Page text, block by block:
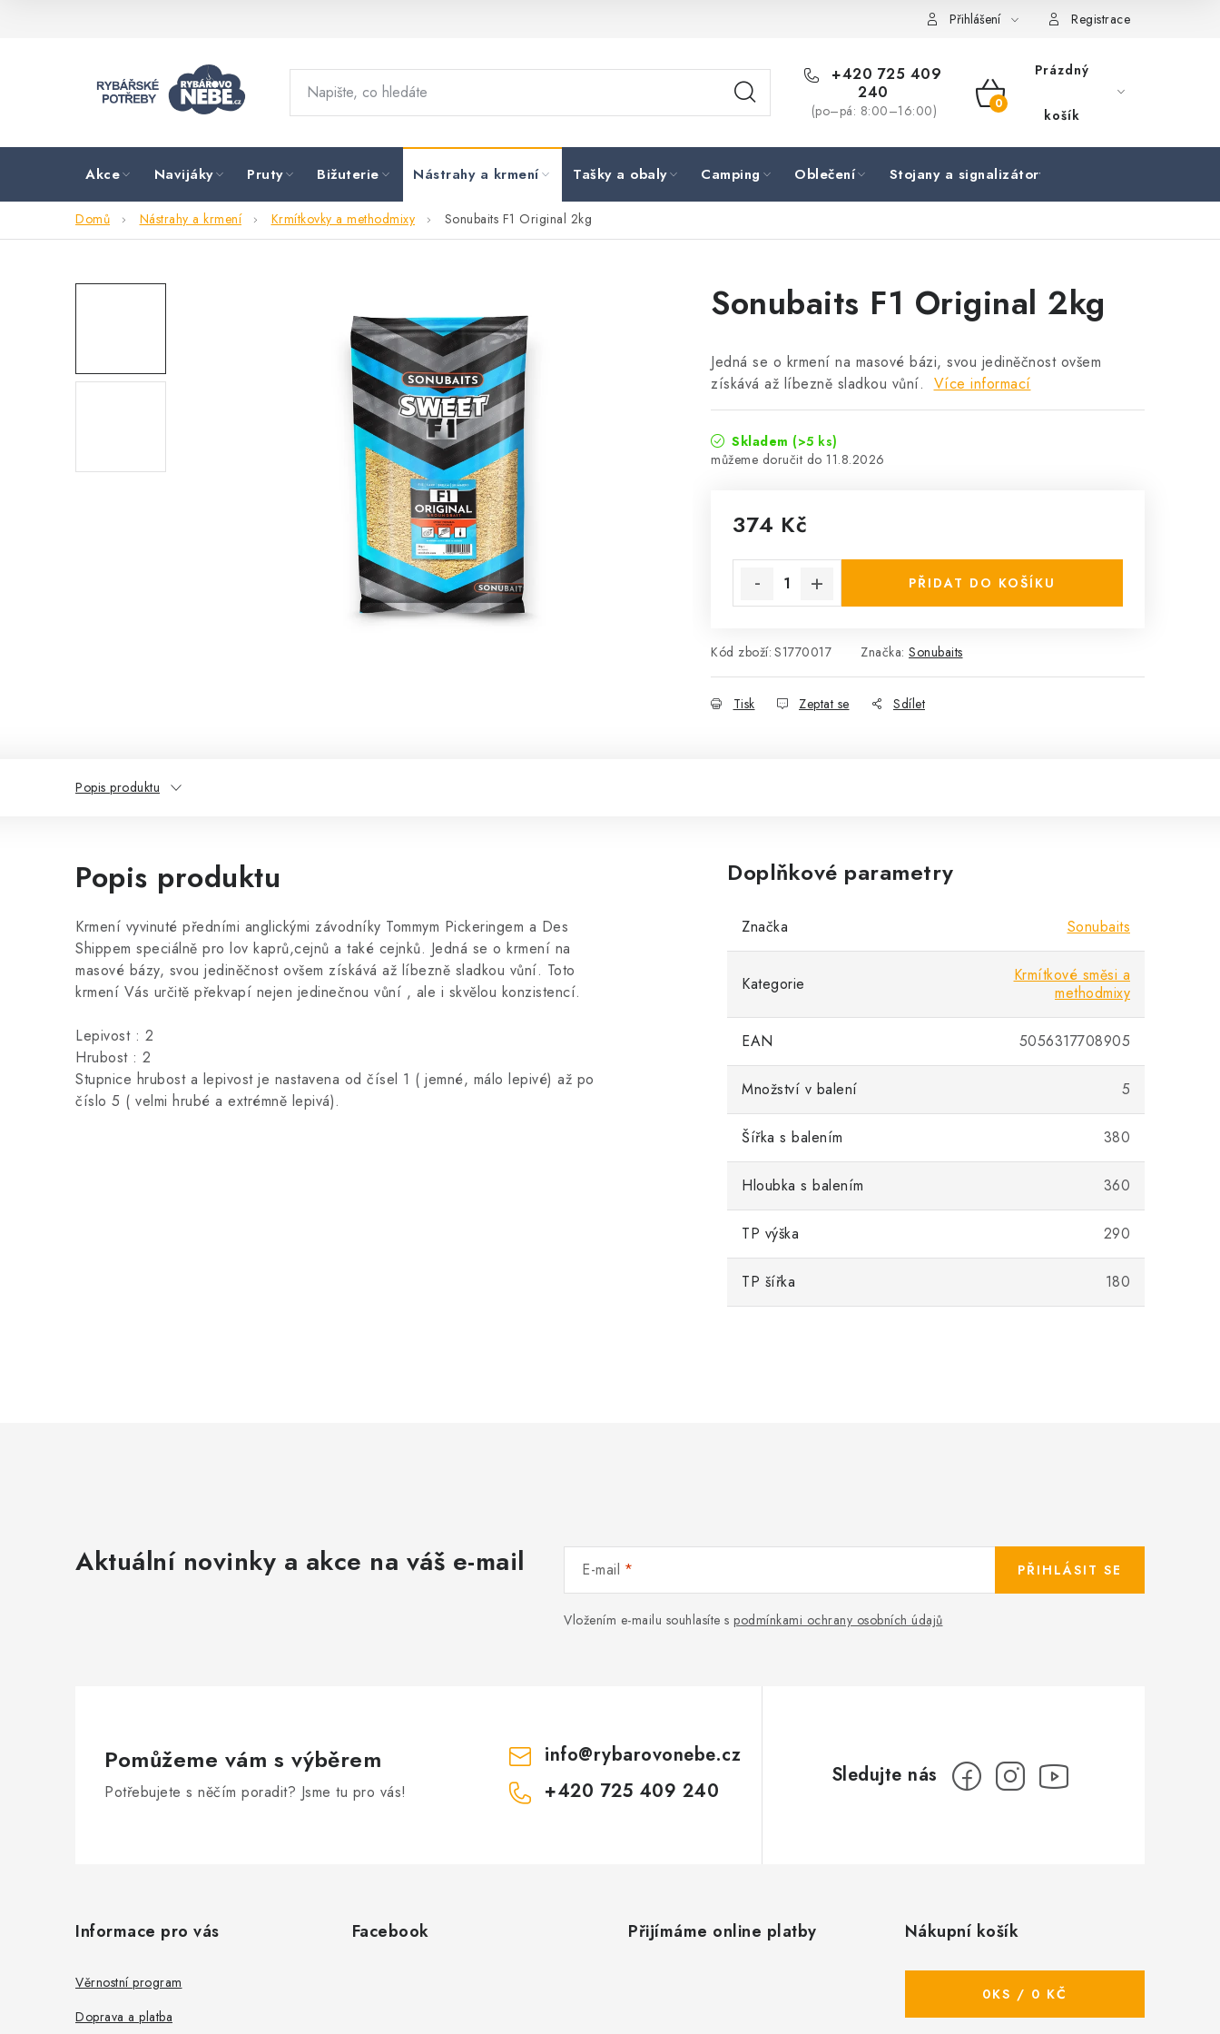
Přihlášení Registrace
+420 725 409
240
(po–pá: 8:00–16:00)
NÁKUPNÍ
Prázdný
košík
Akce Navijáky Pruty Bižuterie Nástrahy a krmení Tašky a obaly Camping Oblečení Stojany a signalizátory
Domů Nástrahy a krmení Krmítkovky a methodmixy Sonubaits F1 Original 2kg
Sonubaits F1 Original 2kg
Jedná se o krmení na masové bázi, svou jediněčnost ovšem
získává až líbezně sladkou vůní. Více informací
Skladem (>5 ks)
11.8.2026
374 Kč
PŘIDAT DO KOŠÍKU
Kód zboží: S1770017 Značka: Sonubaits
Tisk Zeptat se Sdílet
Popis produktu
Popis produktu
Krmení vyvinuté předními anglickými závodníky Tommym Pickeringem a Des
Shippem speciálně pro lov kaprů,cejnů a také cejnků. Jedná se o krmení na
masové bázy, svou jediněčnost ovšem získává až líbezně sladkou vůní. Toto
krmení Vás určitě překvapí nejen jedinečnou vůní , ale i skvělou konzistencí.
Lepivost : 2
Hrubost : 2
Stupnice hrubost a lepivost je nastavena od čísel 1 ( jemné, málo lepivé) až po
číslo 5 ( velmi hrubé a extrémně lepivá).
Doplňkové parametry
Značka Sonubaits
Kategorie
Krmítkové směsi a
methodmixy
EAN 5056317708905
Množství v balení 5
Šířka s balením 380
Hloubka s balením 360
TP výška 290
TP šířka 180
Aktuální novinky a akce na váš e-mail E-mail
Vložením e-mailu souhlasíte s podmínkami ochrany osobních údajů
PŘIHLÁSIT SE
Pomůžeme vám s výběrem
Potřebujete s něčím poradit? Jsme tu pro vás!
info@rybarovonebe.cz
+420 725 409 240
Informace pro vás
Věrnostní program
Doprava a platba
Facebook Přijímáme online platby Nákupní košík
0KS / 0 KČ